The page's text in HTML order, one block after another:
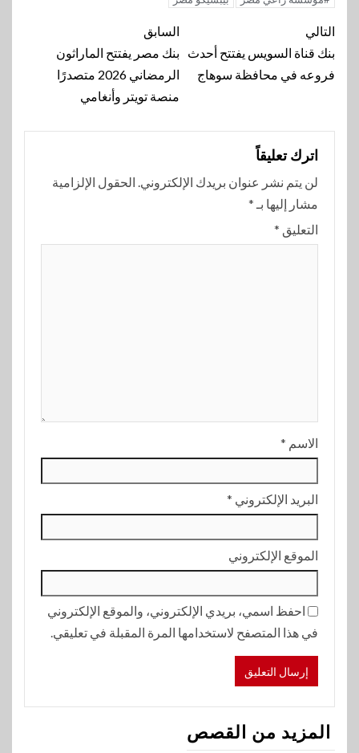
تنقل
المقالة
السابق
بنك مصر يفتتح الماراثون
الرمضاني 2026 متصدرًا
منصة تويتر وأنغامي
التالي
بنك قناة السويس يفتتح أحدث
فروعه في محافظة سوهاج
اترك تعليقاً
لن يتم نشر عنوان بريدك الإلكتروني. الحقول الإلزامية
مشار إليها بـ *
التعليق *
الاسم *
البريد الإلكتروني *
الموقع الإلكتروني
احفظ اسمي، بريدي الإلكتروني، والموقع الإلكتروني
في هذا المتصفح لاستخدامها المرة المقبلة في تعليقي.
المزيد من القصص